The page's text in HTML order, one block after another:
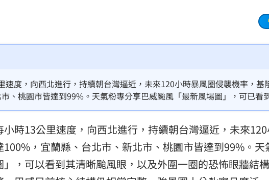
引存股族卡位！
破500點
拿回解方曝
宗要信徒喝精油 00:43
價股買法：賺30萬 00:36
台人夯英、美、加 00:31
官方追查異常原因 00:26
速度，向西北進行，持續朝台灣逼近，未來120小時暴風圈侵襲機率，基
、桃園市皆達到99%。天氣粉專分享巴威颱風「最新風場圖」，可已看
，正是最具破壞力的區域粉專示警，巴威目前核心結構仍相當完整，
台灣最麻煩的地方就是「根本無處可躲」。
小時13公里速度，向西北進行，持續朝台灣逼近，未來
，宜蘭縣、台北市、新北市、桃園市皆達到99%。天
」，可以看到其清晰颱風眼，以及外圍一圈的恐怖眼牆結